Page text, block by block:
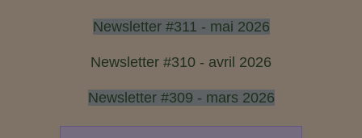
Newsletter #311 - mai 2026
Newsletter #310 - avril 2026
Newsletter #309 - mars 2026